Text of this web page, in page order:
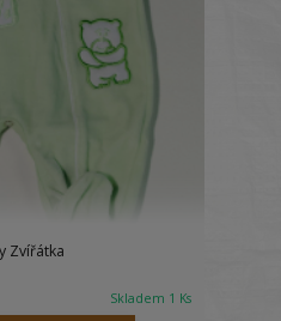
Zvířátka
Skladem 1 Ks